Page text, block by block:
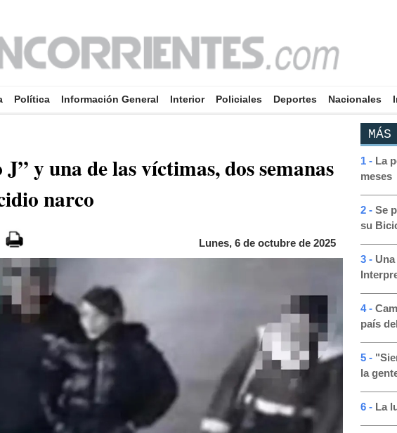
(current)
Política Información General Interior Policiales Deportes Nacionales
y una de las víctimas, dos semanas
narco
Lunes, 6 de octubre de 2025
1 - La
meses
2 - Se
su
3 -
4 -
país
5 -
la
6 - La